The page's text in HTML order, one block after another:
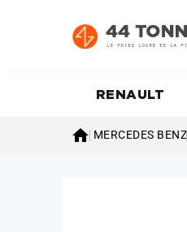
RENAULT
 MERCEDES BENZ